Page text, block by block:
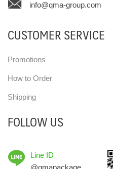
info@qma-group.com
CUSTOMER SERVICE
Promotions
How to Order
Shipping
FOLLOW US
Line ID
@qmapackage